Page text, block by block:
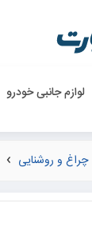
لوازم جانبی خودرو
چراغ و روشنایی